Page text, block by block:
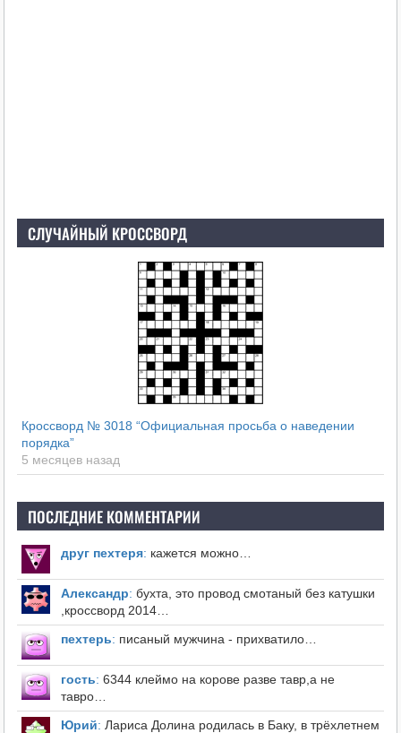
СЛУЧАЙНЫЙ КРОССВОРД
Кроссворд № 3018 “Официальная просьба о наведении
порядка”
5 месяцев назад
ПОСЛЕДНИЕ КОММЕНТАРИИ
друг пехтеря: кажется можно…
Александр: бухта, это провод смотаный без катушки
,кроссворд 2014…
пехтерь: писаный мужчина - прихватило…
гость: 6344 клеймо на корове разве тавр,а не
тавро…
Юрий: Лариса Долина родилась в Баку, в трёхлетнем